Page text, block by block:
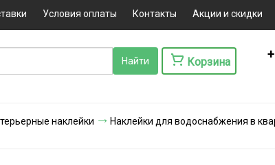
Условия оплаты Контакты Акции и скидки
Корзина
наклейки
Наклейки для водоснабжения в